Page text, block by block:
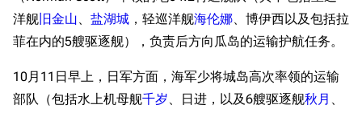
洋舰 旧金山、 盐湖城 ，轻巡洋舰海伦娜、博伊西以及包括拉
菲在内的5艘驱逐舰），负责后方向瓜岛的运输护航任务。
10月11日早上，日军方面，海军少将城岛高次率领的运输
部队（包括水上机母舰千岁、日进，以及6艘驱逐舰秋月 、